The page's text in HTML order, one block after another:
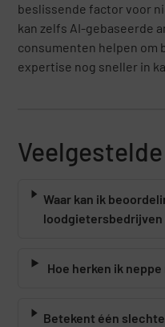
beslissende factor voor
kan zelfs AI-gebaseerde
consumenten helpen om
expertise nog sneller in
Waar kan ik
loodgietersbedrijven
Hoe herken ik
Betekent één